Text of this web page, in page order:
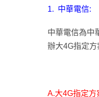
1. 中華電信:
中華電信為中
辦大4G指定
A.大4G指定